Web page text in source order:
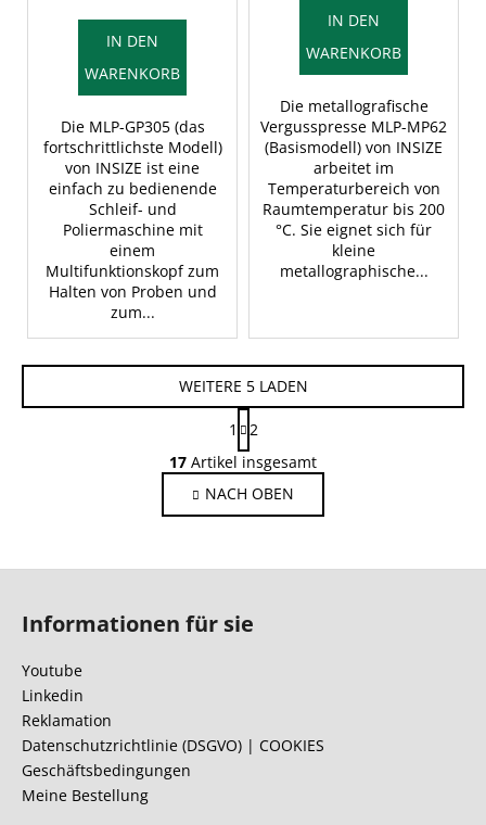
IN DEN
WARENKORB
Die MLP-GP305 (das
fortschrittlichste Modell)
von INSIZE ist eine
einfach zu bedienende
Schleif- und
Poliermaschine mit
einem
Multifunktionskopf zum
Halten von Proben und
zum...
IN DEN
WARENKORB
Die metallografische
Vergusspresse MLP-MP62
(Basismodell) von INSIZE
arbeitet im
Temperaturbereich von
Raumtemperatur bis 200
°C. Sie eignet sich für
kleine
metallographische...
S
t
e
u
r
l
e
t
e
WEITERE 5 LADEN
P
a
g
i
n
i
g
1
2
17 Artikel insgesamt
NACH OBEN
Informationen für sie
Youtube
Linkedin
Reklamation
Datenschutzrichtlinie (DSGVO) | COOKIES
Geschäftsbedingungen
Meine Bestellung